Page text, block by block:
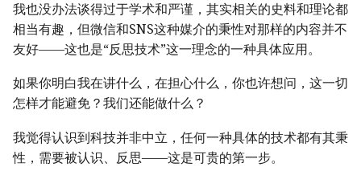
我也没办法谈得过于学术和严谨，其实相关的史料和理论都
相当有趣，但微信和SNS这种媒介的秉性对那样的内容并不
友好——这也是“反思技术”这一理念的一种具体应用。
如果你明白我在讲什么，在担心什么，你也许想问，这一切
怎样才能避免？我们还能做什么？
我觉得认识到科技并非中立，任何一种具体的技术都有其秉
性，需要被认识、反思——这是可贵的第一步。